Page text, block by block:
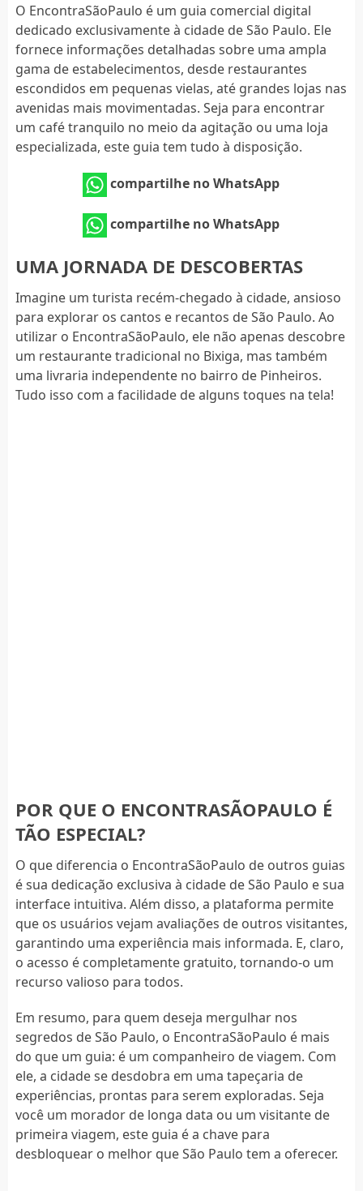
O EncontraSãoPaulo é um guia comercial digital
dedicado exclusivamente à cidade de São Paulo. Ele
fornece informações detalhadas sobre uma ampla
gama de estabelecimentos, desde restaurantes
escondidos em pequenas vielas, até grandes lojas nas
avenidas mais movimentadas. Seja para encontrar
um café tranquilo no meio da agitação ou uma loja
especializada, este guia tem tudo à disposição.
compartilhe no WhatsApp
compartilhe no WhatsApp
UMA JORNADA DE DESCOBERTAS
Imagine um turista recém-chegado à cidade, ansioso
para explorar os cantos e recantos de São Paulo. Ao
utilizar o EncontraSãoPaulo, ele não apenas descobre
um restaurante tradicional no Bixiga, mas também
uma livraria independente no bairro de Pinheiros.
Tudo isso com a facilidade de alguns toques na tela!
POR QUE O ENCONTRASÃOPAULO É
TÃO ESPECIAL?
O que diferencia o EncontraSãoPaulo de outros guias
é sua dedicação exclusiva à cidade de São Paulo e sua
interface intuitiva. Além disso, a plataforma permite
que os usuários vejam avaliações de outros visitantes,
garantindo uma experiência mais informada. E, claro,
o acesso é completamente gratuito, tornando-o um
recurso valioso para todos.
Em resumo, para quem deseja mergulhar nos
segredos de São Paulo, o EncontraSãoPaulo é mais
do que um guia: é um companheiro de viagem. Com
ele, a cidade se desdobra em uma tapeçaria de
experiências, prontas para serem exploradas. Seja
você um morador de longa data ou um visitante de
primeira viagem, este guia é a chave para
desbloquear o melhor que São Paulo tem a oferecer.